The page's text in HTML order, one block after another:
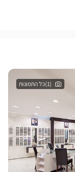
(1)כל התמונות